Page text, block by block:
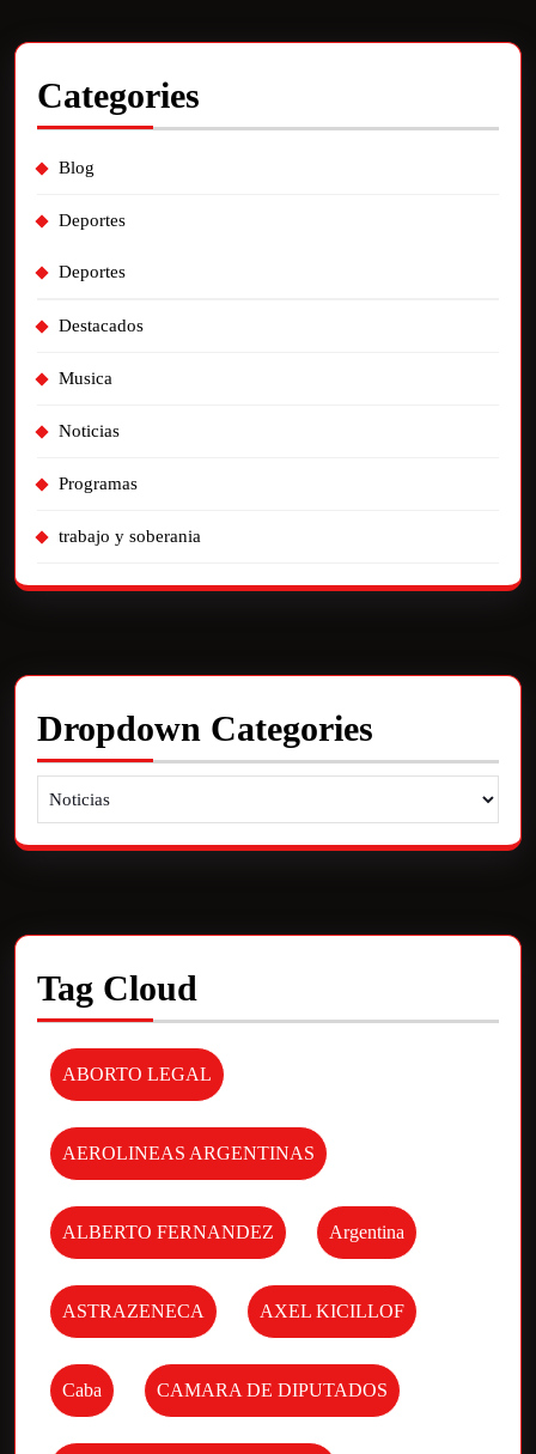
Categories
Blog
Deportes
Deportes
Destacados
Musica
Noticias
Programas
trabajo y soberania
Dropdown Categories
Tag Cloud
ABORTO LEGAL
AEROLINEAS ARGENTINAS
ALBERTO FERNANDEZ Argentina
ASTRAZENECA AXEL KICILLOF
Caba CAMARA DE DIPUTADOS